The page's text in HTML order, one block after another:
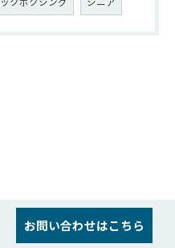
お問い合わせはこちら